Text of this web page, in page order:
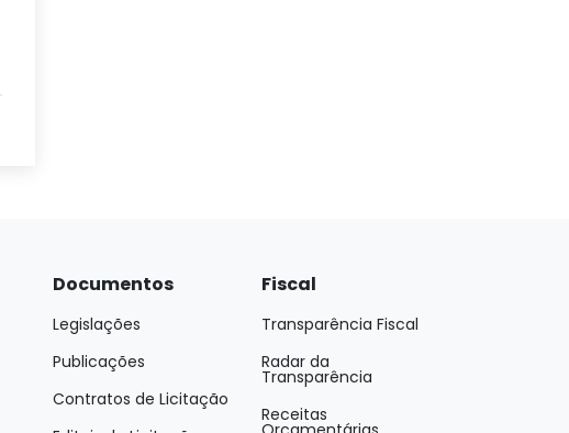
Documentos
Legislações
Publicações
Contratos de Licitação
Fiscal
Transparência Fiscal
Radar da
Transparência
Receitas